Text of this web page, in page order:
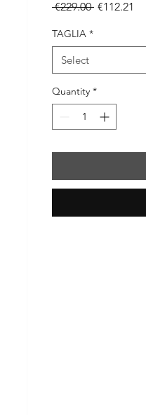
€229.00 Regular
€112.21
TAGLIA *
Select
Quantity *